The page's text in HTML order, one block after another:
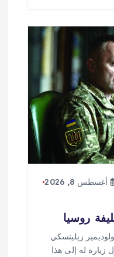
أغسطس 8, 2026
روسيا
زيلينسكي
له إلى هذا